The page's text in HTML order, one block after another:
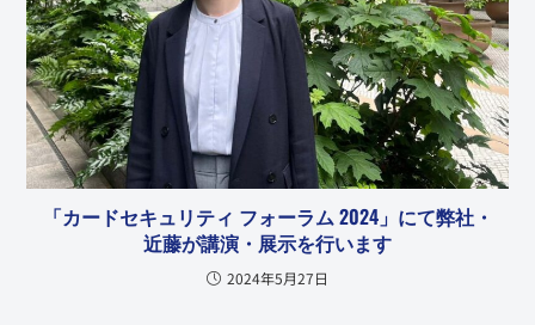
「カードセキュリティ フォーラム 2024」にて弊社・
近藤が講演・展示を行います
2024年5月27日